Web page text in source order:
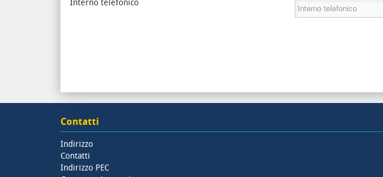
Interno telefonico
Contatti
Indirizzo
Contatti
Indirizzo PEC